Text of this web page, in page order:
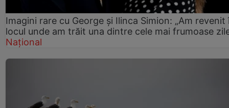
Imagini rare cu George și Ilinca Simion: „Am revenit
locul unde am trăit una dintre cele mai frumoase
Național